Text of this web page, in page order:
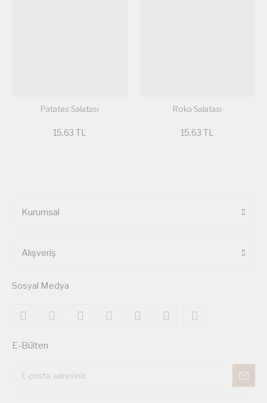
Patates Salatası
15,63 TL
Roka Salatası
15,63 TL
Kurumsal
Alışveriş
Sosyal Medya
E-Bülten